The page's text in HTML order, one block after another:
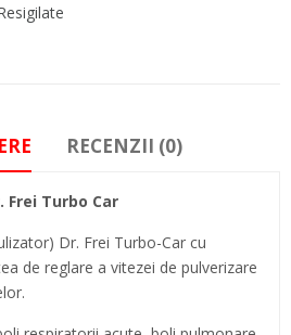
RECENZII (0)
Frei Turbo Car
Dr. Frei Turbo-Car cu
de reglare a vitezei de pulverizare